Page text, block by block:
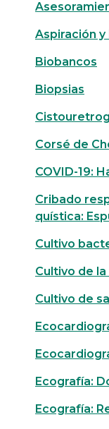
Aspiración y
Biobancos
Biopsias
Corsé de
COVID-19:
Cribado
quística:
Cultivo
Cultivo de
Cultivo de
Ecografía:
Ecografía: